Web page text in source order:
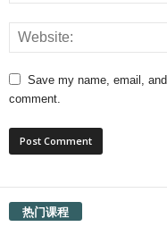
Save my name, email,
comment.
热门课程